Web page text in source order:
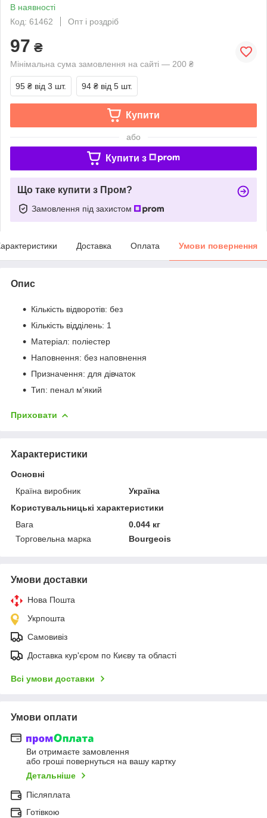
В наявності
Код: 61462
Опт і роздріб
97 ₴
Мінімальна сума замовлення на сайті — 200 ₴
95 ₴ від 3 шт. 94 ₴ від 5 шт.
Купити
або
Купити з
Що таке купити з Пром?
Замовлення під захистом
Доставка Оплата Умови повернення
Опис
Кількість відворотів: без
Кількість відділень: 1
Матеріал: поліестер
Наповнення: без наповнення
Призначення: для дівчаток
Тип: пенал м'який
Приховати
Характеристики
Основні
Країна виробник
Україна
Користувальницькі характеристики
Вага
0.044 кг
Торговельна марка
Bourgeois
Умови доставки
Нова Пошта
Укрпошта
Самовивіз
Доставка кур'єром по Києву та області
Всі умови доставки
Умови оплати
Ви отримаєте замовлення
або гроші повернуться на вашу картку
Детальніше
Післяплата
Готівкою